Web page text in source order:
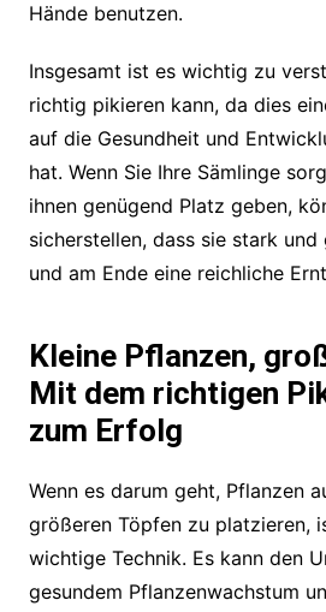
Hände benutzen.
Insgesamt ist es wichtig zu
richtig pikieren kann, da dies
auf die Gesundheit und
hat. Wenn Sie Ihre Sämlinge
ihnen genügend Platz geben,
sicherstellen, dass sie stark und
und am Ende eine reichliche
Kleine Pflanzen,
Mit dem richtigen
zum Erfolg
Wenn es darum geht, Pflanzen
größeren Töpfen zu platzieren,
wichtige Technik. Es kann den
gesundem Pflanzenwachstum